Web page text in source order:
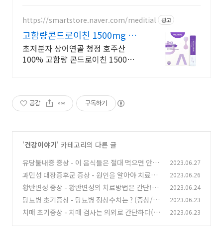
https://smartstore.naver.com/meditial 광고
고함량콘드로이친 1500mg 편
안한 목넘김, 식물첨가물X
초저분자 상어연골 청정 호주산
100% 고함량 콘드로이친 1500mg
공감 구독하기
'건강이야기' 카테고리의 다른 글
유당불내증 증상 - 이 음식들은 절대 먹으면 안된
다 ! (증상/치료법/단백질)
(0)
2023.06.27
과민성 대장증후군 증상 - 원인을 알아야 치료할
수 있다! (증상/치료법/원인)
(0)
2023.06.26
황반변성 증상 - 황반변성의 치료방법은 간단!
(증상/치료법/좋은음식)
(0)
2023.06.24
당뇨병 초기증상 - 당뇨병 정상수치는 ? (증상/수
치/치료법/원인)
(0)
2023.06.23
치매 초기증상 - 치매 검사는 의외로 간단하다(치
2023.06.23